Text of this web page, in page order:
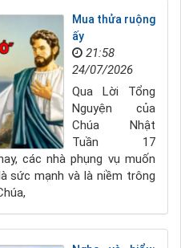
Mua thửa ruộng
ấy
21:58
24/07/2026
Qua Lời Tổng
Nguyện của
Chúa Nhật
Tuần 17
các nhà phụng vụ muốn
sức mạnh và là niềm trông